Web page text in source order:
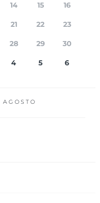
14 15 16
21 22 23
28 29 30
4 5 6
AGOSTO